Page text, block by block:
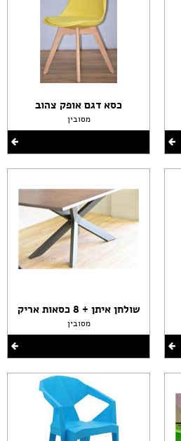
כסא דגם אופק צהוב
מסובין
שולחן איתן + 8 כסאות אריק
מסובין